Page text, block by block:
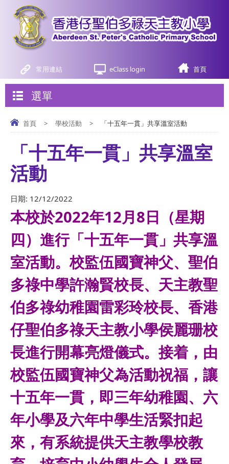
常用連結 eClass login 首頁
選單
首頁 > 學校活動 > 「十五年一貫」共享溫室活動
「十五年一貫」共享溫室
活動
日期: 12/12/2022
本校於2022年12月8日（星期
四）進行「十五年一貫」共享溫
室活動。校監伍國寶神父、聖伯
多祿中學許瀚賢校長、天主教聖
伯多祿幼稚園雷彩玲校長、香港
仔聖伯多祿天主教小學侯麗珊校
長進行開幕亮燈儀式。接着，由
校監伍國寶神父為活動祝福，讓
十五年一貫，即三年幼稚園、六
年小學及六年中學生活緊扣起
來，有系統提供天主教學校教